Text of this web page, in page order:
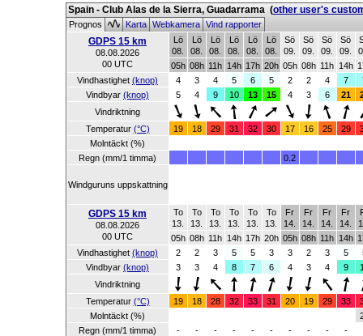
Spain - Club Alas de la Sierra, Guadarrama (other user's
Prognos KartaWebkameraVind rapporter
GDPS 15 km
08.08.2026
00 UTC
Lö
08.
Lö
08.
Lö
08.
Lö
08.
Lö
08.
Lö
08.
Sö
09.
Sö
09.
Sö
09.
Sö
09.
05h 08h 11h 14h 17h 20h 05h 08h 11h 14h
Vindhastighet (knop) 4 3 4 5 6 5 2 2 4 7
Vindbyar (knop) 5 4 9 10 13 15 4 3 6 21
Vindriktning
Temperatur (°C) 19 18 29 31 32 30 17 16 25 29
Molntäckt (%)
Regn (mm/1 timma)
0.2
Windguruns uppskattning
GDPS 15 km
08.08.2026
00 UTC
To
13.
To
13.
To
13.
To
13.
To
13.
To
13.
Fr
14.
Fr
14.
Fr
14.
Fr
14.
05h 08h 11h 14h 17h 20h 05h 08h 11h 14h
Vindhastighet (knop) 2 2 3 5 5 3 3 2 3 5
Vindbyar (knop) 3 3 4 8 7 6 4 3 4 9
Vindriktning
Temperatur (°C) 19 18 28 32 33 31 20 19 29 33
Molntäckt (%)
Regn (mm/1 timma)
- - - - - - - - - -